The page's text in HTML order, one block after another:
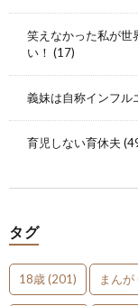
笑えなかった私が世
い！ (17)
義妹は自称インフル
育児しない育休夫
タグ
18歳(201) まんが